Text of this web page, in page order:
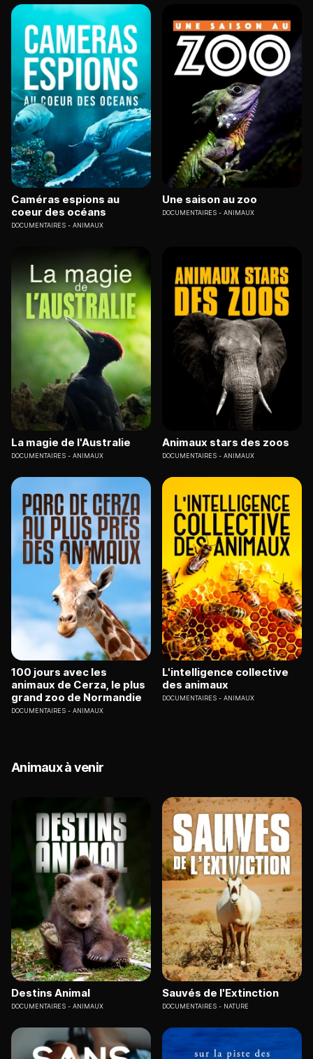
Caméras espions au
coeur des océans
DOCUMENTAIRES ANIMAUX
Une saison au zoo
DOCUMENTAIRES ANIMAUX
La magie de l'Australie
DOCUMENTAIRES ANIMAUX
Animaux stars des zoos
DOCUMENTAIRES ANIMAUX
100 jours avec les
animaux de Cerza, le plus
grand zoo de Normandie
DOCUMENTAIRES ANIMAUX
L'intelligence collective
des animaux
DOCUMENTAIRES ANIMAUX
Animaux à venir
Destins Animal
DOCUMENTAIRES ANIMAUX
Sauvés de l'Extinction
DOCUMENTAIRES NATURE